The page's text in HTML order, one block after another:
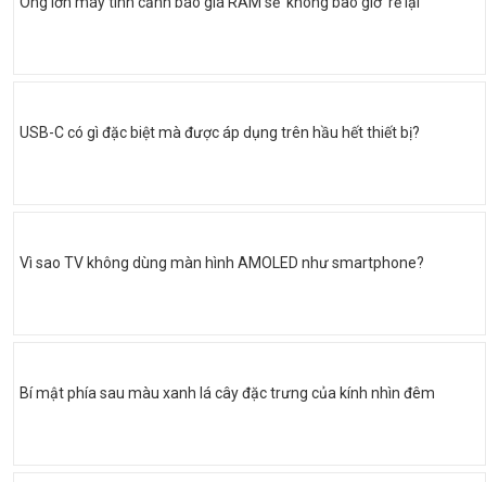
USB-C có gì đặc biệt mà được áp dụng trên hầu hết thiết bị?
Vì sao TV không dùng màn hình AMOLED như smartphone?
Bí mật phía sau màu xanh lá cây đặc trưng của kính nhìn đêm